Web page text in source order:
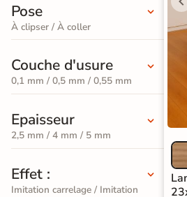
Pièces
Par
Par
Coloris
Promos &
Destockage
Meuble
vasque
Meuble de
rangement
Vasque et
lavabo
Mitigeur de
Bois
naturel
Stratifié
Bois
gris
Stratifié
Bois
foncé
rompu
PAR
COULEUR
Sol
PVC
Sol
de
de Bains
en
Pose
À clipser / À coller
Couche d'usure
0,1 mm / 0,5 mm / 0,55 mm
Epaisseur
2,5 mm / 4 mm / 5 mm
Effet :
Imitation carrelage / Imitation